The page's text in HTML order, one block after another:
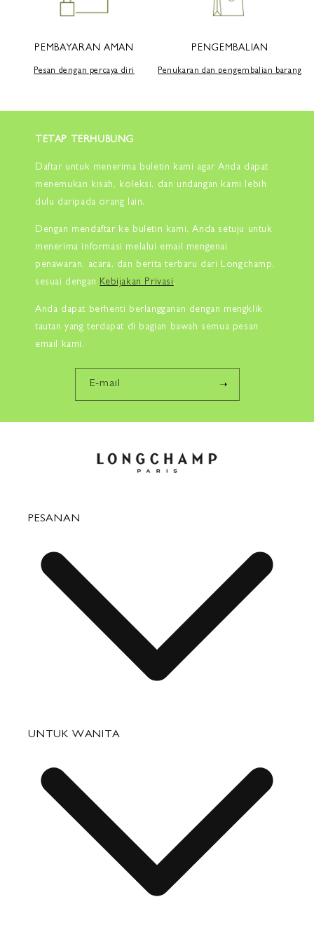
PEMBAYARAN AMAN
Pesan dengan percaya diri
PENGEMBALIAN
Penukaran dan pengembalian barang
TETAP TERHUBUNG
Daftar untuk menerima buletin kami agar Anda dapat
menemukan kisah, koleksi, dan undangan kami lebih
dulu daripada orang lain.
Dengan mendaftar ke buletin kami, Anda setuju untuk
menerima informasi melalui email mengenai
penawaran, acara, dan berita terbaru dari Longchamp,
sesuai dengan Kebijakan Privasi .
Anda dapat berhenti berlangganan dengan mengklik
tautan yang terdapat di bagian bawah semua pesan
email kami.
E-mail
PESANAN
Pengiriman
Pengembalian & Penukaran
UNTUK WANITA